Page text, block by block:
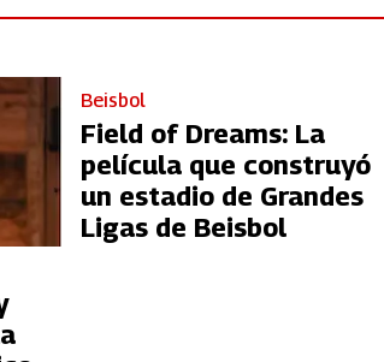
Beisbol
Field of Dreams: La
película que construyó
un estadio de Grandes
Ligas de Beisbol